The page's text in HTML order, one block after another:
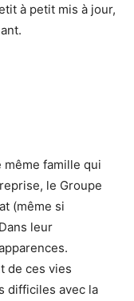
à petit mis à jour,
même famille qui
le Groupe
(même si
leur
de ces vies
difficiles avec la